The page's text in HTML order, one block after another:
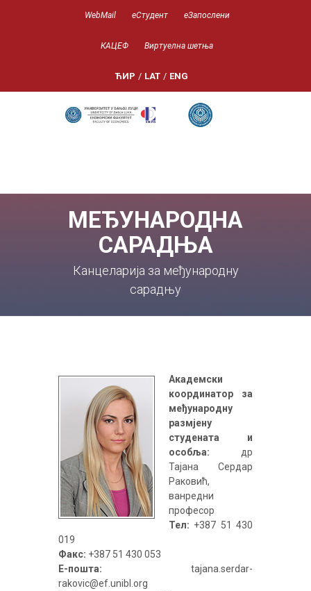
WebMail еСтудент еЗапослени
КАЦЕФ Виртуелна шетња
ЋИР / LAT / ENG
МЕЂУНАРОДНА
САРАДЊА
Канцеларија за међународну
сарадњу
Академски
координатор за
међународну
размјену
студената и
особља: др
Тајана Сердар
Раковић,
ванредни
професор
Тел: +387 51 430
019
Факс: +387 51 430 053
Е-пошта: tajana.serdar-
rakovic@ef.unibl.org